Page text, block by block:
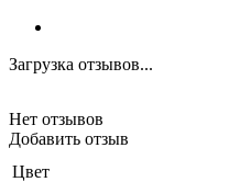
Загрузка отзывов...
Нет отзывов
Добавить отзыв
Цвет